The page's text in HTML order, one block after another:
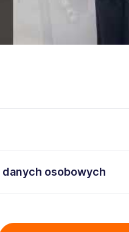
zawartych w
osobowych
60-62 , NIP: